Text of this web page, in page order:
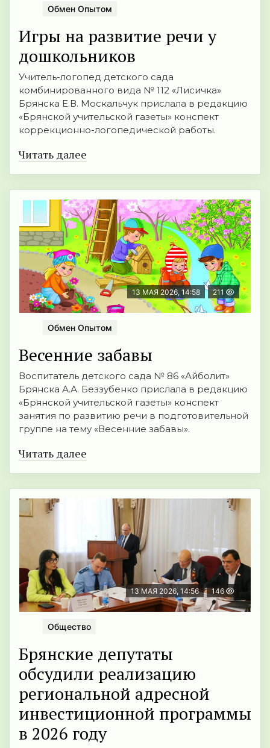
Обмен Опытом
Игры на развитие речи у
дошкольников
Учитель-логопед детского сада
комбинированного вида № 112 «Лисичка»
Брянска Е.В. Москальчук прислала в редакцию
«Брянской учительской газеты» конспект
коррекционно-логопедической работы.
Читать далее
13 МАЯ 2026, 14:58 211
Обмен Опытом
Весенние забавы
Воспитатель детского сада № 86 «Айболит»
Брянска А.А. Беззубенко прислала в редакцию
«Брянской учительской газеты» конспект
занятия по развитию речи в подготовительной
группе на тему «Весенние забавы».
Читать далее
13 МАЯ 2026, 14:56 146
Общество
Брянские депутаты
обсудили реализацию
региональной адресной
инвестиционной программы
в 2026 году